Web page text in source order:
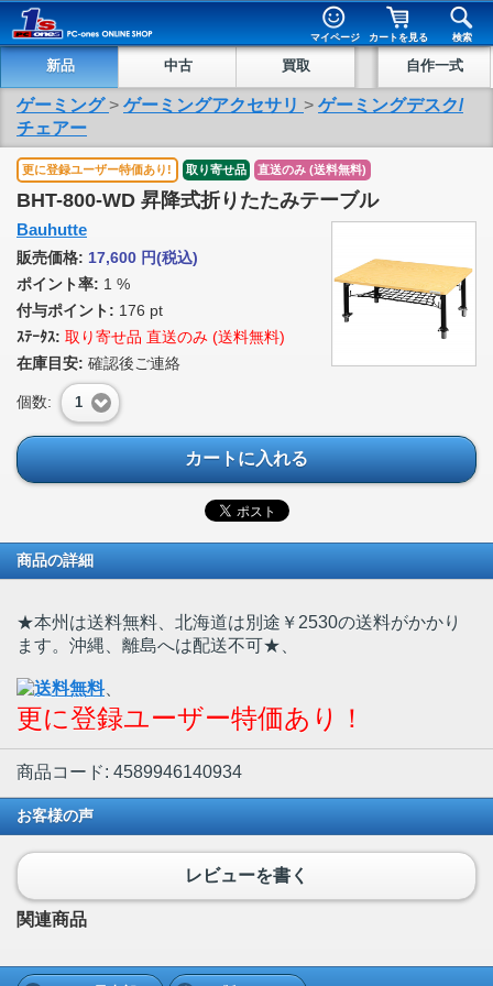
マイページ カートを見る 検索
新品 中古 買取 自作一式
ゲーミング > ゲーミングアクセサリ > ゲーミングデスク/
チェアー
更に登録ユーザー特価あり! 取り寄せ品 直送のみ (送料無料)
BHT-800-WD 昇降式折りたたみテーブル
Bauhutte
販売価格: 17,600 円(税込)
ポイント率: 1 %
付与ポイント: 176 pt
ｽﾃｰﾀｽ: 取り寄せ品 直送のみ (送料無料)
在庫目安: 確認後ご連絡
個数: 1
カートに入れる
商品の詳細
★本州は送料無料、北海道は別途￥2530の送料がかかり
ます。沖縄、離島へは配送不可★
、
更に登録ユーザー特価あり！
商品コード: 4589946140934
お客様の声
レビューを書く
関連商品